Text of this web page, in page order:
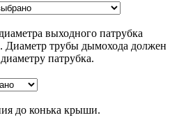
выходного патрубка
Диаметр трубы дымохода должен
патрубка.
до конька крыши.